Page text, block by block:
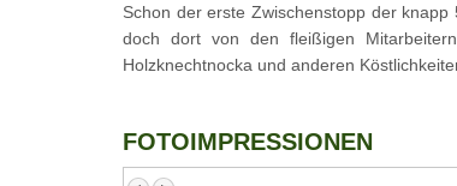
Schon der erste Zwischenstopp der
doch dort von den fleißigen
Holzknechtnocka und anderen
FOTOIMPRESSIONEN